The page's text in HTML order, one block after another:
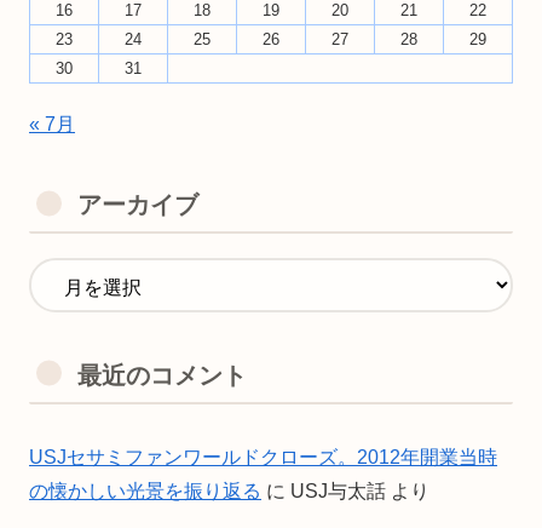
16
17 18 19 20 21
22
23
24 25 26 27 28
29
30
31
« 7月
アーカイブ
最近のコメント
USJセサミファンワールドクローズ。2012年開業当時
の懐かしい光景を振り返る に USJ与太話 より